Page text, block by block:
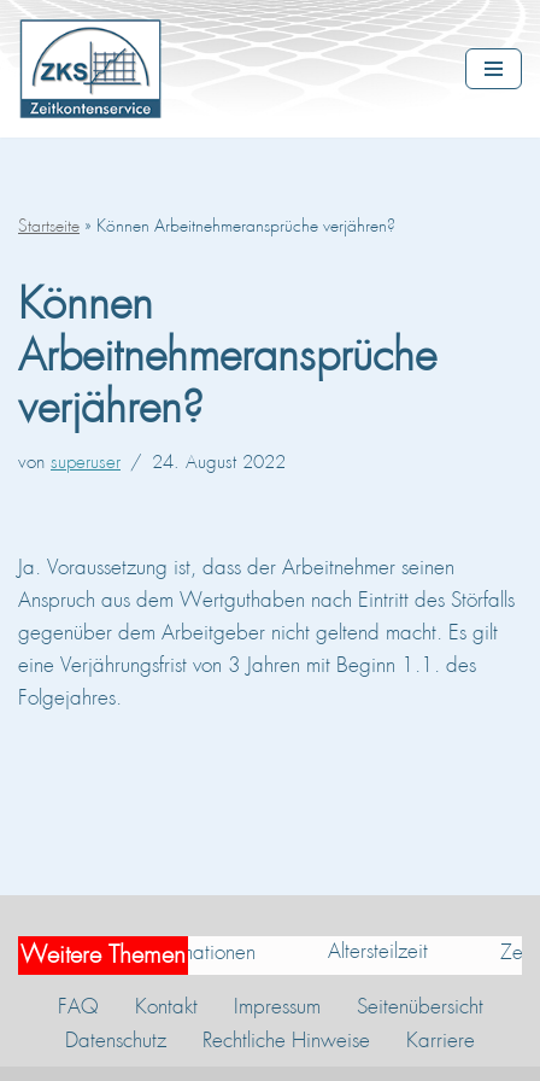
Zum
Inhalt
springen
Startseite » Können Arbeitnehmeransprüche verjähren?
Können
Arbeitnehmeransprüche
verjähren?
von superuser 24. August 2022
Ja. Voraussetzung ist, dass der Arbeitnehmer seinen
Anspruch aus dem Wertguthaben nach Eintritt des Störfalls
gegenüber dem Arbeitgeber nicht geltend macht. Es gilt
eine Verjährungsfrist von 3 Jahren mit Beginn 1.1. des
Folgejahres.
Weitere ThemenInformationen Altersteilzeit
FAQ Kontakt Impressum
Seitenübersicht
Datenschutz
Rechtliche Hinweise
Karriere